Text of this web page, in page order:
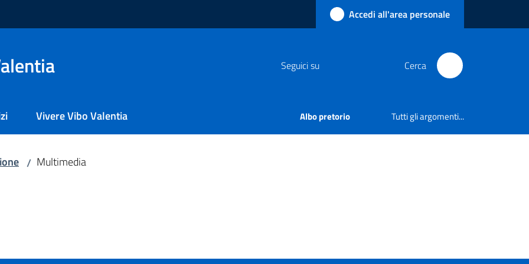
Accedi all'area personale
Seguici su Cerca
Vivere Vibo Valentia Albo pretorio Tutti gli argomenti...
/ Multimedia